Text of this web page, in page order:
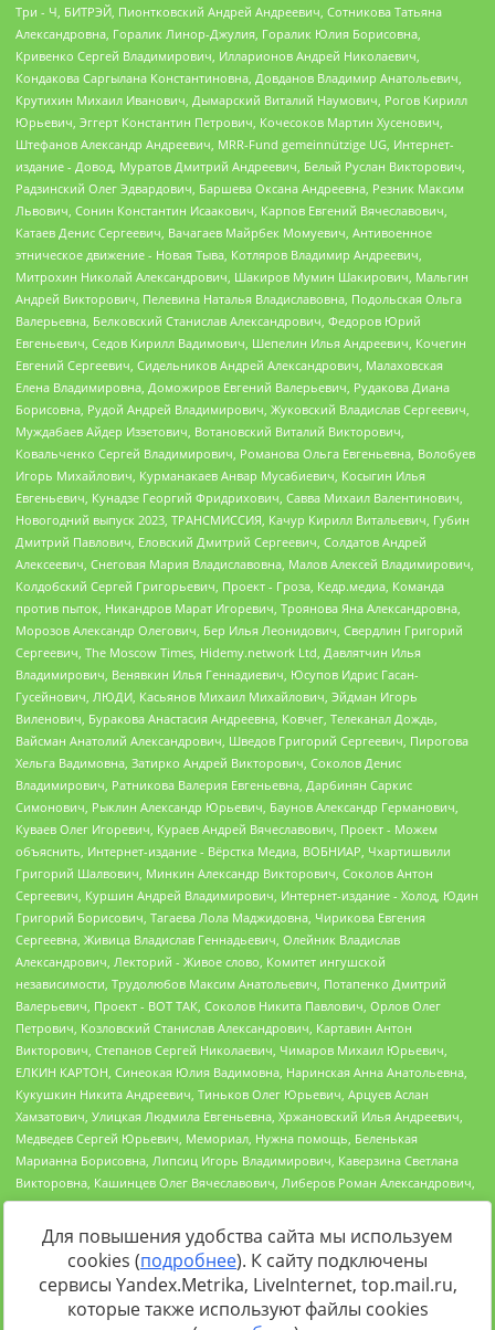
https://minjust.gov.ru/uploaded/files/reestr-
inostrannyih-agentov-22-03-2024.pdfданные на22.03.2024
Для повышения удобства сайта мы используем
cookies (подробнее). К сайту подключены
сервисы Yandex.Metrika, LiveInternet, top.mail.ru,
которые также используют файлы cookies